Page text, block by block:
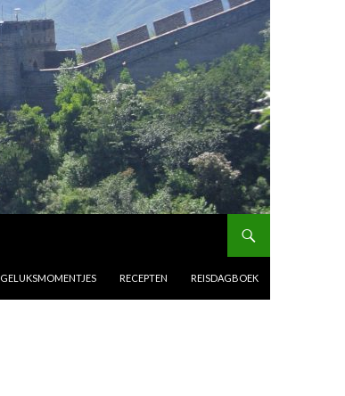
GELUKSMOMENTJES RECEPTEN REISDAGBOEK